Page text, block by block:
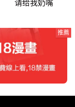
请给我奶嘴
推薦